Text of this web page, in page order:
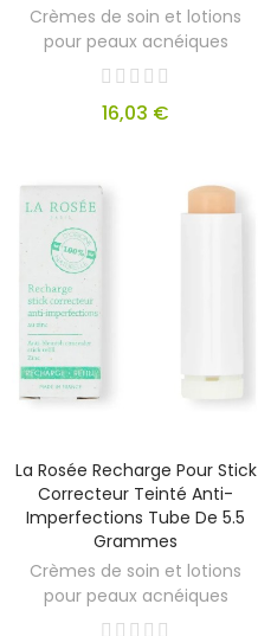
Crèmes de soin et lotions
pour peaux acnéiques
16,03 €
La Rosée Recharge Pour Stick
Correcteur Teinté Anti-
Imperfections Tube De 5.5
Grammes
Crèmes de soin et lotions
pour peaux acnéiques